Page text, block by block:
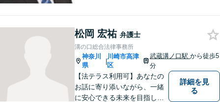
弁護を進めてまいります。ま
ずはお気軽にご相談くださ
い。
松岡 宏祐 弁護士
溝の口総合法律事務所
神奈川
県
|
川崎市高津
区
武蔵溝ノ口駅から徒歩5
分
【法テラス利用可】あなたの
お話に寄り添いながら、一緒
に安心できる未来を目指しま
詳細を見
る